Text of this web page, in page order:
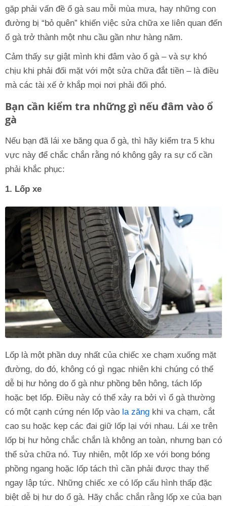
gặp phải vấn đề ổ gà sau mỗi mùa mưa, hay những con
đường bị “bỏ quên” khiến việc sửa chữa xe liên quan đến
ổ gà trở thành một nhu cầu gần như hàng năm.
Cảm thấy sự giật mình khi đâm vào ổ gà – và sự khó
chịu khi phải đối mặt với một sửa chữa đắt tiền – là điều
mà các tài xế ở khắp mọi nơi phải đối phó.
Bạn cần kiểm tra những gì nếu đâm vào ổ
gà
Nếu bạn đã lái xe băng qua ổ gà, thì hãy kiểm tra 5 khu
vực này để chắc chắn rằng nó không gây ra sự cố cần
phải khắc phục:
1. Lốp xe
Lốp là một phần duy nhất của chiếc xe chạm xuống mặt
đường, do đó, không có gì ngạc nhiên khi chúng có thể
dễ bị hư hỏng do ổ gà như phồng bên hông, tách lốp
hoặc bẹt lốp. Điều này có thể xảy ra bởi vì ổ gà thường
có một cạnh cứng nén lốp vào la zăng khi va chạm, cắt
cao su hoặc kẹp các đai giữ lốp lại với nhau. Lái xe trên
lốp bị hư hỏng chắc chắn là không an toàn, nhưng bạn có
thể sửa chữa nó. Tuy nhiên, một lốp xe với bong bóng
phồng ngang hoặc lốp tách thì cần phải được thay thế
ngay lập tức. Những chiếc xe có lốp cấu hình thấp đặc
biệt dễ bị hư do ổ gà. Hãy chắc chắn rằng lốp xe của bạn